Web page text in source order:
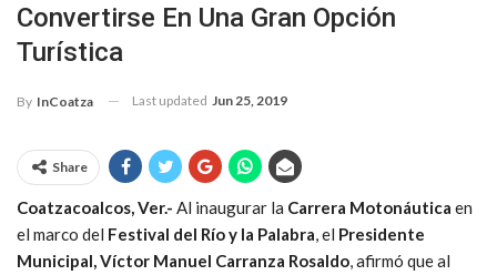
Convertirse En Una Gran Opción
Turística
By InCoatza Last updated Jun 25, 2019
Share
Coatzacoalcos, Ver.- Al inaugurar la Carrera Motonáutica en
el marco del Festival del Río y la Palabra, el Presidente
Municipal, Víctor Manuel Carranza Rosaldo, afirmó que al